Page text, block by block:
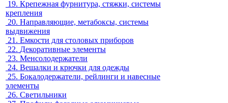
19. Крепежная фурнитура, стяжки, системы
крепления
20. Направляющие, метабоксы, системы
выдвижения
21. Емкости для столовых приборов
22. Декоративные элементы
23. Менсолодержатели
24. Вешалки и крючки для одежды
25. Бокалодержатели, рейлинги и навесные
элементы
26. Светильники